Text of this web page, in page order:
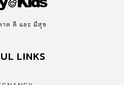
าด ดี และ มีสุข
LINKS